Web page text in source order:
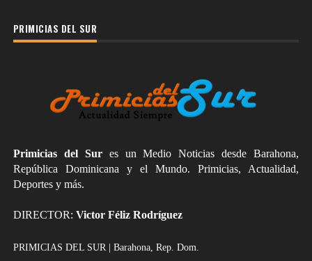
PRIMICIAS DEL SUR
Primicias del Sures un Medio Noticias desde Barahona,
República Dominicana y el Mundo. Primicias, Actualidad,
Deportes y más.
DIRECTOR: Victor Féliz Rodríguez
PRIMICIAS DEL SUR | Barahona, Rep. Dom.